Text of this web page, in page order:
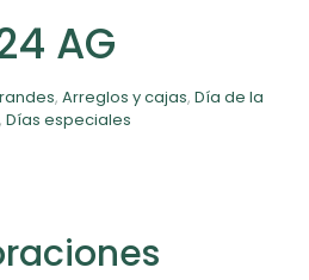
AG
, Arreglos y cajas, Día de la
Días especiales